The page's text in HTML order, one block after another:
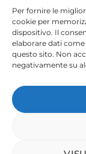
Per fornire le
cookie per
dispositivo. Il
elaborare dati
questo sito. Non
negativamente su
Supporto
Download
Social